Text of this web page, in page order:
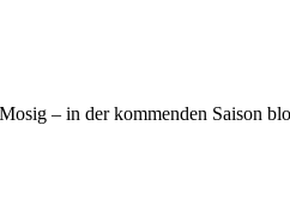
– in der kommenden Saison